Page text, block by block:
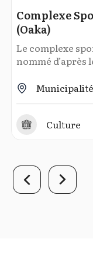
Complexe
(Oaka)
Le complexe
nommé d’après
Culture